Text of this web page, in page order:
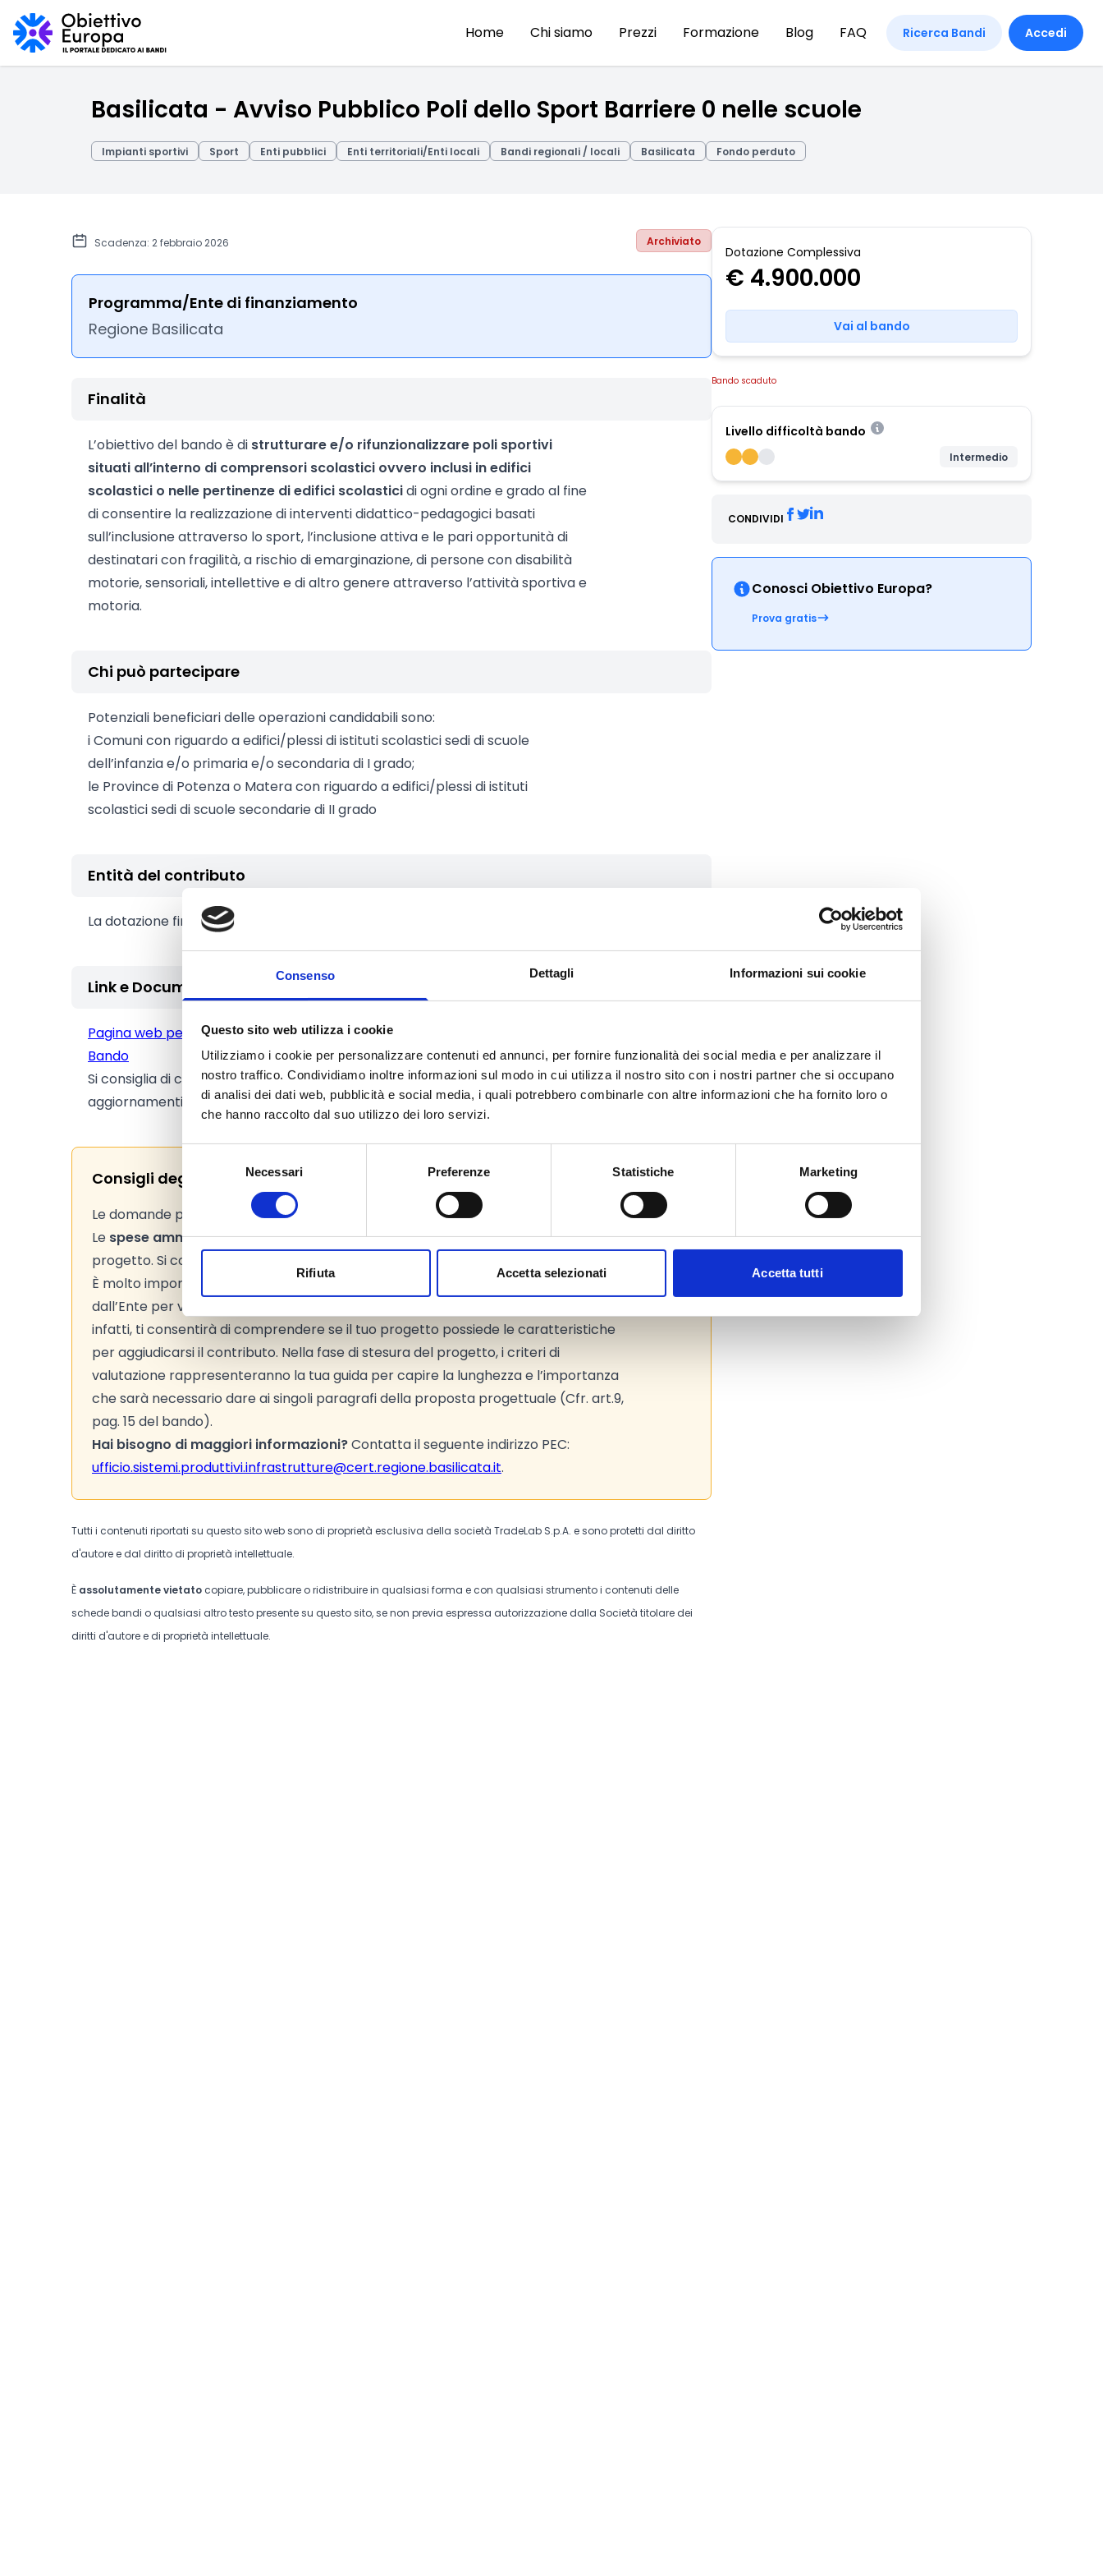
Consenso Dettagli Informazioni sui cookie
Questo sito web utilizza i cookie
Utilizziamo i cookie per personalizzare contenuti ed annunci, per fornire funzionalità dei social media e per analizzare il
nostro traffico. Condividiamo inoltre informazioni sul modo in cui utilizza il nostro sito con i nostri partner che si occupano
di analisi dei dati web, pubblicità e social media, i quali potrebbero combinarle con altre informazioni che ha fornito loro o
che hanno raccolto dal suo utilizzo dei loro servizi.
del
consenso
Necessari Preferenze Statistiche Marketing
Rifiuta Accetta selezionati Accetta tutti
Home Chi siamo Prezzi Formazione Blog FAQ Ricerca Bandi Accedi
Basilicata - Avviso Pubblico Poli dello Sport Barriere 0 nelle scuole
Impianti sportivi Sport Enti pubblici Enti territoriali/Enti locali Bandi regionali / locali Basilicata Fondo perduto
Scadenza: 2 febbraio 2026 Archiviato
Programma/Ente di finanziamento
Regione Basilicata
Finalità
L’obiettivo del bando è di strutturare e/o rifunzionalizzare poli sportivi
situati all’interno di comprensori scolastici ovvero inclusi in edifici
scolastici o nelle pertinenze di edifici scolasticidi ogni ordine e grado al fine
di consentire la realizzazione di interventi didattico-pedagogici basati
sull’inclusione attraverso lo sport, l’inclusione attiva e le pari opportunità di
destinatari con fragilità, a rischio di emarginazione, di persone con disabilità
motorie, sensoriali, intellettive e di altro genere attraverso l’attività sportiva e
motoria.
Chi può partecipare
Potenziali beneficiari delle operazioni candidabili sono:
i Comuni con riguardo a edifici/plessi di istituti scolastici sedi di scuole
dell’infanzia e/o primaria e/o secondaria di I grado;
le Province di Potenza o Matera con riguardo a edifici/plessi di istituti
scolastici sedi di scuole secondarie di II grado
Entità del contributo
La dotazione finanziaria complessiva ammonta a
Link e Documenti
Pagina web per formulari e documenti
Bando
Si consiglia di consultare regolarmente il sito web ufficiale del bando per gli
aggiornamenti e le informazioni addizionali.
Consigli degli esperti
Le domande potranno essere inviate dal 5/11/2025 al 03/01/2026.
Le spese ammissibilisono tutti quei costi che possiamo imputare nel budget di
progetto. Si consiglia pertanto di verificarle con attenzione (Cfr. art. 7 del bando).
È molto importante leggere attentamente i
criteri di valutazioneadottati
dall’Ente per valutare le proposte progettuali. La lettura preliminare dei criteri,
infatti, ti consentirà di comprendere se il tuo progetto possiede le caratteristiche
per aggiudicarsi il contributo. Nella fase di stesura del progetto, i criteri di
valutazione rappresenteranno la tua guida per capire la lunghezza e l’importanza
che sarà necessario dare ai singoli paragrafi della proposta progettuale (Cfr. art.9,
pag. 15 del bando).
Hai bisogno di maggiori informazioni?Contatta il seguente indirizzo PEC:
ufficio.sistemi.produttivi.infrastrutture@cert.regione.basilicata.it.
Tutti i contenuti riportati su questo sito web sono di proprietà esclusiva della società TradeLab S.p.A. e sono protetti dal diritto
d'autore e dal diritto di proprietà intellettuale.
È assolutamente vietato copiare, pubblicare o ridistribuire in qualsiasi forma e con qualsiasi strumento i contenuti delle
schede bandi o qualsiasi altro testo presente su questo sito, se non previa espressa autorizzazione dalla Società titolare dei
diritti d'autore e di proprietà intellettuale.
Dotazione Complessiva
€ 4.900.000
Vai al bando
Bando scaduto
Livello difficoltà bando
Intermedio
CONDIVIDI
Conosci Obiettivo Europa?
Prova gratis